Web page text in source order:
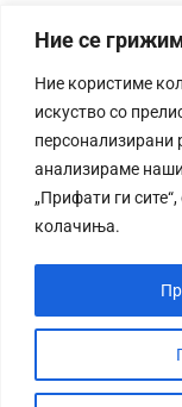
Ние се
Ние користиме
искуство со
персонализирани
анализираме
„Прифати ги
колачиња.